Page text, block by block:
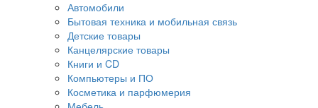
Автомобили
Бытовая техника и мобильная связь
Детские товары
Канцелярские товары
Книги и CD
Компьютеры и ПО
Косметика и парфюмерия